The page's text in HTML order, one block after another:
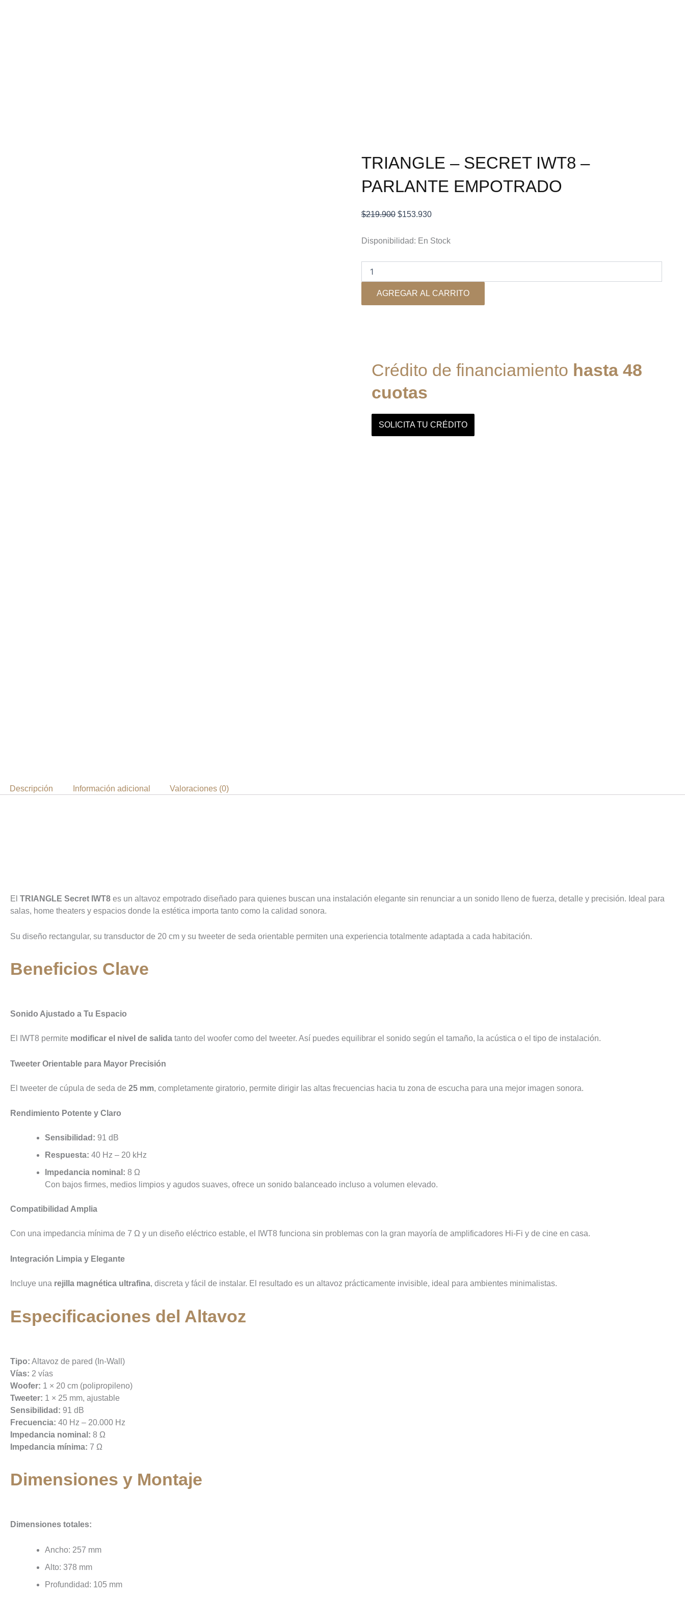
TRIANGLE – SECRET IWT8 –
PARLANTE EMPOTRADO
$219.900 El
original
$219.900.
$153.930El
actual
$153.930.
Disponibilidad: En Stock
Triangle
Secret
IWT8
-
ParlanteAGREGAR AL CARRITO
Crédito de financiamiento hasta 48
cuotas
SOLICITA TU CRÉDITO
Descripción Información adicional Valoraciones (0)
El TRIANGLE Secret IWT8 es un altavoz empotrado diseñado para quienes buscan una instalación elegante sin renunciar a un sonido lleno de fuerza, detalle y precisión. Ideal para
salas, home theaters y espacios donde la estética importa tanto como la calidad sonora.
Su diseño rectangular, su transductor de 20 cm y su tweeter de seda orientable permiten una experiencia totalmente adaptada a cada habitación.
Beneficios Clave
Sonido Ajustado a Tu Espacio
El IWT8 permite modificar el nivel de salida tanto del woofer como del tweeter. Así puedes equilibrar el sonido según el tamaño, la acústica o el tipo de instalación.
Tweeter Orientable para Mayor Precisión
El tweeter de cúpula de seda de 25 mm, completamente giratorio, permite dirigir las altas frecuencias hacia tu zona de escucha para una mejor imagen sonora.
Rendimiento Potente y Claro
Sensibilidad: 91 dB
Respuesta: 40 Hz – 20 kHz
Impedancia nominal: 8 Ω
Con bajos firmes, medios limpios y agudos suaves, ofrece un sonido balanceado incluso a volumen elevado.
Compatibilidad Amplia
Con una impedancia mínima de 7 Ω y un diseño eléctrico estable, el IWT8 funciona sin problemas con la gran mayoría de amplificadores Hi-Fi y de cine en casa.
Integración Limpia y Elegante
Incluye una rejilla magnética ultrafina, discreta y fácil de instalar. El resultado es un altavoz prácticamente invisible, ideal para ambientes minimalistas.
Especificaciones del Altavoz
Tipo: Altavoz de pared (In-Wall)
Vías: 2 vías
Woofer: 1 × 20 cm (polipropileno)
Tweeter: 1 × 25 mm, ajustable
Sensibilidad: 91 dB
Frecuencia: 40 Hz – 20.000 Hz
Impedancia nominal: 8 Ω
Impedancia mínima: 7 Ω
Dimensiones y Montaje
Dimensiones totales:
Ancho: 257 mm
Alto: 378 mm
Profundidad: 105 mm